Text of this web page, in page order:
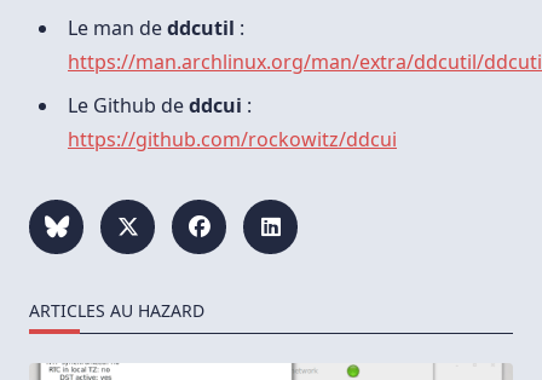
Le man deddcutil :
https://man.archlinux.org/man/extra/ddcutil/
Le Github deddcui :
https://github.com/rockowitz/ddcui
ARTICLES AU HAZARD